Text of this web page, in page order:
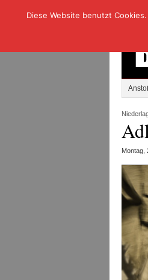
Montag,
Diese Website benutzt